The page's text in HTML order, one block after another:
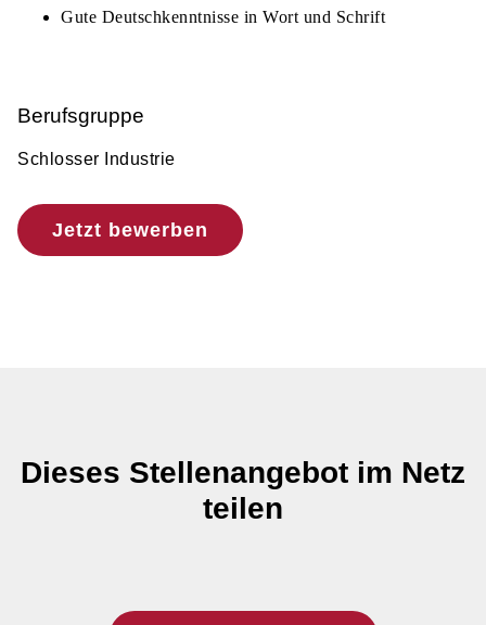
Gute Deutschkenntnisse in Wort und Schrift
Berufsgruppe
Schlosser Industrie
Jetzt bewerben
Dieses Stellenangebot im Netz
teilen